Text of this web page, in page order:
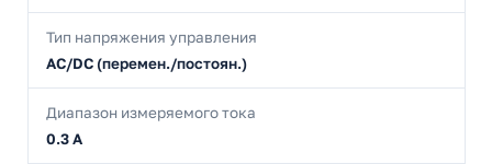
Тип напряжения управления
AC/DC (перемен./постоян.)
Диапазон измеряемого тока
0.3 А